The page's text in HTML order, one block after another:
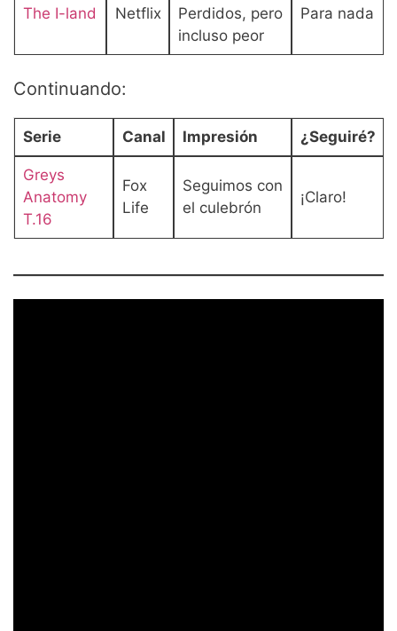
The I-land Netflix
Perdidos, pero
incluso peor
Para nada
Continuando:
Serie Canal Impresión ¿Seguiré?
Greys
Anatomy
T.16
Fox
Life
Seguimos con
el culebrón
¡Claro!